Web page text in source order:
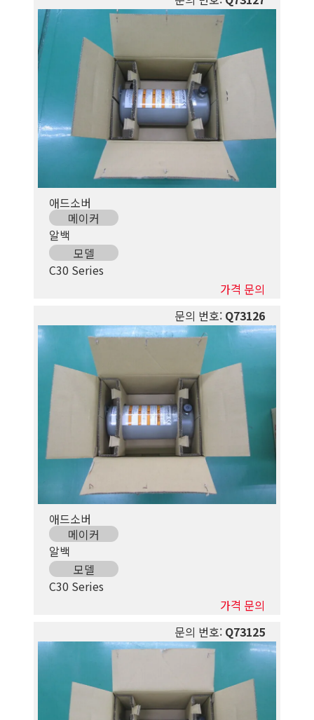
애드소버
메이커
알백
모델
C30 Series
가격 문의
문의 번호:Q73126
애드소버
메이커
알백
모델
C30 Series
가격 문의
문의 번호:Q73125